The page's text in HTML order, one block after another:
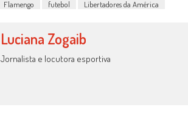
Flamengo futebol Libertadores da América
Luciana Zogaib
Jornalista e locutora esportiva